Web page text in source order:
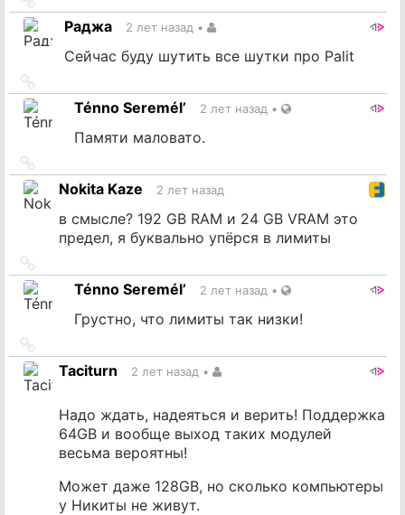
на
источник
Раджа 2 лет назад •
Сейчас буду шутить все шутки про Palit
на
источникTénno Seremél’ 2 лет назад •
Памяти маловато.
на
источник
Nokita Kaze 2 лет назад
в смысле? 192 GB RAM и 24 GB VRAM это
предел, я буквально упёрся в лимиты
на
источникTénno Seremél’ 2 лет назад •
Грустно, что лимиты так низки!
на
источник
Taciturn 2 лет назад •
Надо ждать, надеяться и верить! Поддержка
64GB и вообще выход таких модулей
весьма вероятны!
Может даже 128GB, но сколько компьютеры
у Никиты не живут.